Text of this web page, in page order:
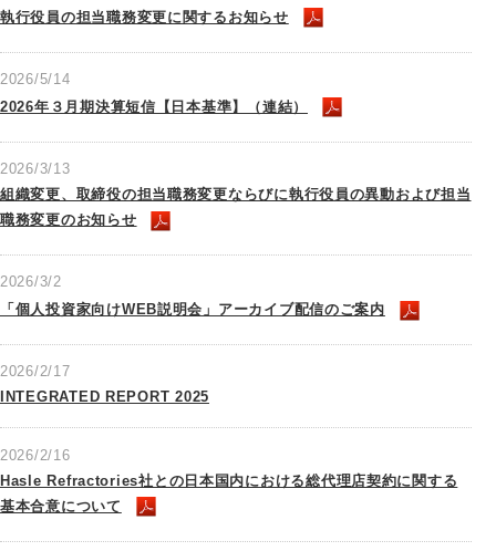
執行役員の担当職務変更に関するお知らせ
2026/5/14
2026年３月期決算短信【日本基準】（連結）
2026/3/13
組織変更、取締役の担当職務変更ならびに執行役員の異動および担当
職務変更のお知らせ
2026/3/2
「個人投資家向けWEB説明会」アーカイブ配信のご案内
2026/2/17
INTEGRATED REPORT 2025
2026/2/16
Hasle Refractories社との日本国内における総代理店契約に関する
基本合意について